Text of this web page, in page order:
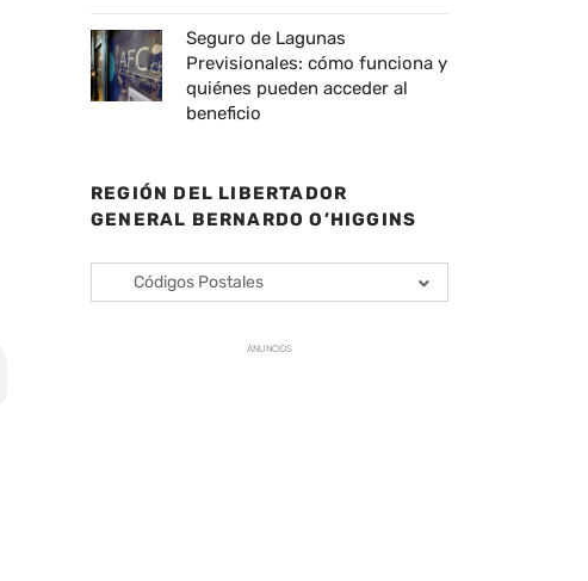
Seguro de Lagunas
Previsionales: cómo funciona y
quiénes pueden acceder al
beneficio
REGIÓN DEL LIBERTADOR
GENERAL BERNARDO O’HIGGINS
Códigos Postales
ANUNCIOS